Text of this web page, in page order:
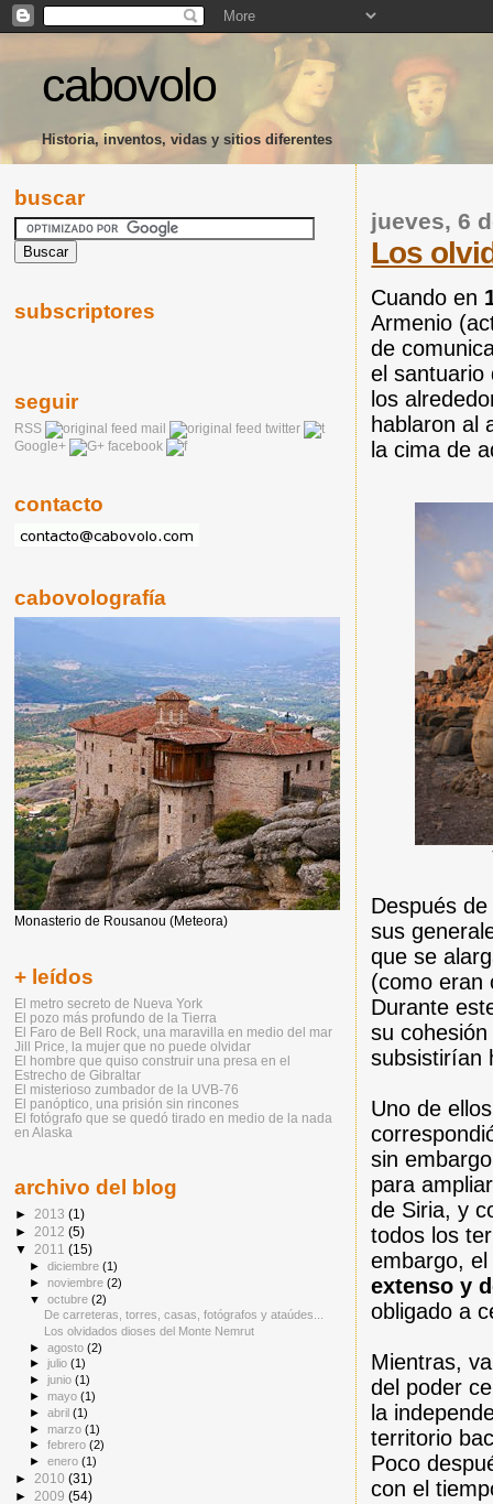
cabovolo
Historia, inventos, vidas y sitios diferentes
jueves, 6
Los
Cuando en
Armenio
de
el santuario
los
hablaron al
la cima de
Después
sus
que se
(como eran
Durante
su
subsistirían
Uno de
sin
para
de Siria, y
todos los
embargo, el
extenso y
obligado a
Mientras,
del poder
la
territorio
Poco
con el
buscar
subscriptores
seguir
RSS mail
twitter
Google+
facebook
contacto
cabovolografía
Monasterio de Rousanou (Meteora)
+ leídos
El metro secreto de Nueva York
El pozo más profundo de la Tierra
El Faro de Bell Rock, una maravilla en medio del mar
Jill Price, la mujer que no puede olvidar
El hombre que quiso construir una presa en el
Estrecho de Gibraltar
El misterioso zumbador de la UVB-76
El panóptico, una prisión sin rincones
El fotógrafo que se quedó tirado en medio de la nada
en Alaska
archivo del blog
► 2013 (1)
► 2012 (5)
▼ 2011 (15)
►diciembre(1)
► noviembre(2)
▼octubre(2)
De carreteras, torres, casas, fotógrafos y ataúdes...
Los olvidados dioses del Monte Nemrut
►agosto(2)
►julio(1)
►junio(1)
► mayo(1)
►abril(1)
► marzo(1)
►febrero(2)
►enero(1)
► 2010 (31)
► 2009 (54)